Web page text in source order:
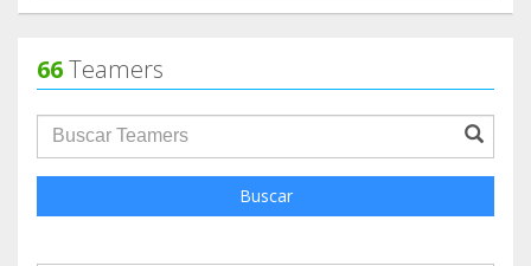
66Teamers
groupProfile.searchForm.search.text???
Buscar